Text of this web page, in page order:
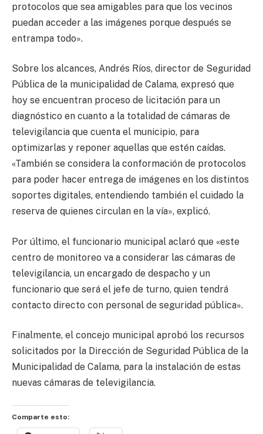
protocolos que sea amigables para que los vecinos
puedan acceder a las imágenes porque después se
entrampa todo».
Sobre los alcances, Andrés Ríos, director de Seguridad
Pública de la municipalidad de Calama, expresó que
hoy se encuentran proceso de licitación para un
diagnóstico en cuanto a la totalidad de cámaras de
televigilancia que cuenta el municipio, para
optimizarlas y reponer aquellas que estén caídas.
«También se considera la conformación de protocolos
para poder hacer entrega de imágenes en los distintos
soportes digitales, entendiendo también el cuidado la
reserva de quienes circulan en la vía», explicó.
Por último, el funcionario municipal aclaró que «este
centro de monitoreo va a considerar las cámaras de
televigilancia, un encargado de despacho y un
funcionario que será el jefe de turno, quien tendrá
contacto directo con personal de seguridad pública».
Finalmente, el concejo municipal aprobó los recursos
solicitados por la Dirección de Seguridad Pública de la
Municipalidad de Calama, para la instalación de estas
nuevas cámaras de televigilancia.
Comparte esto: